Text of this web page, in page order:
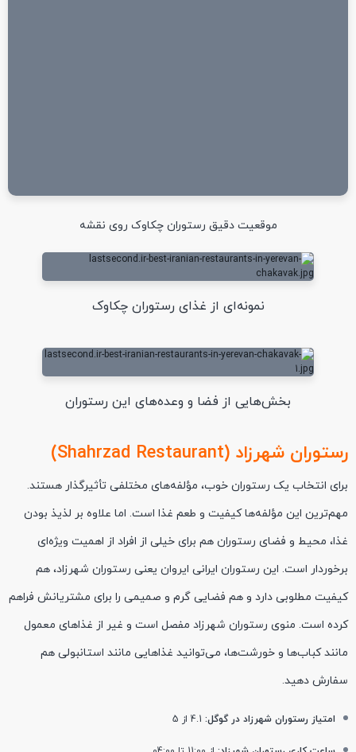
موقعیت دقیق رستوران چکاوک روی نقشه
نمونه‌ای از غذای رستوران چکاوک
بخش‌هایی از فضا و وعده‌های این رستوران
رستوران شهرزاد (Shahrzad Restaurant)
برای انتخاب یک رستوران خوب، مؤلفه‌های مختلفی تأثیرگذار هستند.
مهم‌ترین این مؤلفه‌ها کیفیت و طعم غذا است. اما علاوه بر لذیذ بودن
غذا، محیط و فضای رستوران هم برای خیلی از افراد از اهمیت ویژه‌ای
برخوردار است. این رستوران ایرانی ایروان یعنی رستوران شهرزاد، هم
کیفیت مطلوبی دارد و هم فضایی گرم و صمیمی را برای مشتریانش فراهم
کرده است. منوی رستوران شهرزاد مفصل است و غیر از غذاهای معمول
مانند کباب‌ها و خورشت‌ها، می‌توانید غذاهایی مانند استانبولی هم
سفارش دهید.
امتیاز رستوران شهرزاد در گوگل: